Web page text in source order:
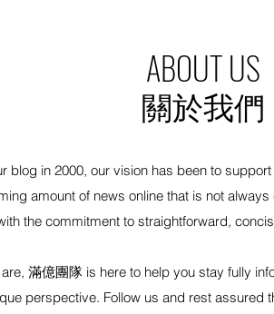
ABOUT US
關於我們
blog in 2000, our vision has been to
amount of news online that is not
the commitment to straightforward,
滿億團隊 is here to help you stay fully
perspective. Follow us and rest assured